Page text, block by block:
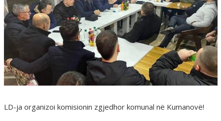
LD-ja organizoi komisionin zgjedhor komunal në Kumanovë!